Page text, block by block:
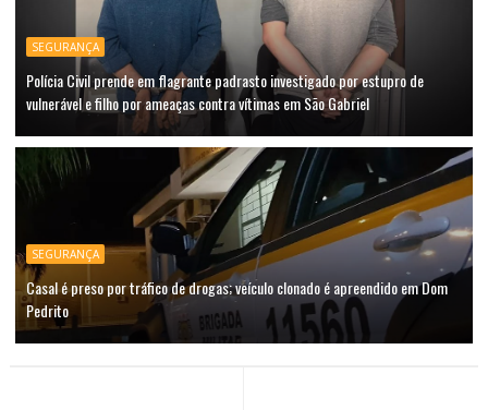
SEGURANÇA
Polícia Civil prende em flagrante padrasto investigado por estupro de
vulnerável e filho por ameaças contra vítimas em São Gabriel
SEGURANÇA
Casal é preso por tráfico de drogas; veículo clonado é apreendido em Dom
Pedrito